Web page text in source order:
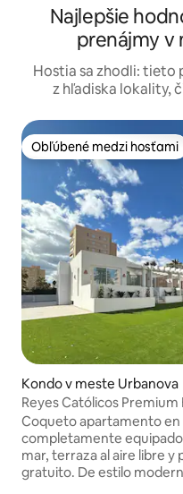
Najlepšie
prenájmy v
Hostia sa zhodli: tieto
z hľadiska lokality,
Obľúbené medzi hosťami
Obľúbené medzi hosťami
Kondo v meste Urbanova
Reyes Católicos Premium
apartmán s ...
Coqueto apartamento en
completamente
mar, terraza al aire libre y
gratuito. De estilo